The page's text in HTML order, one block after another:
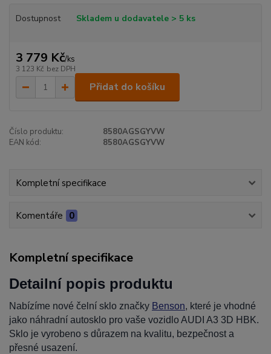
Dostupnost Skladem u dodavatele > 5 ks
3 779 Kč/ks
3 123 Kč bez DPH
Přidat do košíku
Číslo produktu:
8580AGSGYVW
EAN kód:
8580AGSGYVW
Kompletní specifikace
Komentáře 0
Kompletní specifikace
Detailní popis produktu
Nabízíme nové čelní sklo značky Benson, které je vhodné
jako náhradní autosklo pro vaše vozidlo AUDI A3 3D HBK.
Sklo je vyrobeno s důrazem na kvalitu, bezpečnost a
přesné usazení.